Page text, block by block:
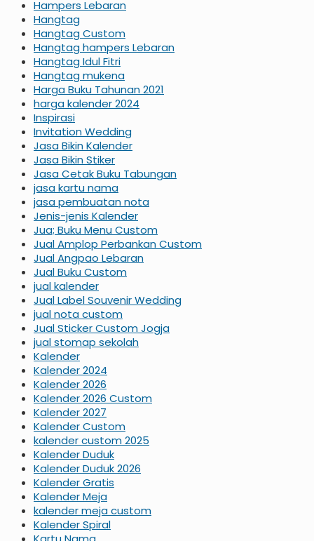
Hampers Lebaran
Hangtag
Hangtag Custom
Hangtag hampers Lebaran
Hangtag Idul Fitri
Hangtag mukena
Harga Buku Tahunan 2021
harga kalender 2024
Inspirasi
Invitation Wedding
Jasa Bikin Kalender
Jasa Bikin Stiker
Jasa Cetak Buku Tabungan
jasa kartu nama
jasa pembuatan nota
Jenis-jenis Kalender
Jua; Buku Menu Custom
Jual Amplop Perbankan Custom
Jual Angpao Lebaran
Jual Buku Custom
jual kalender
Jual Label Souvenir Wedding
jual nota custom
Jual Sticker Custom Jogja
jual stomap sekolah
Kalender
Kalender 2024
Kalender 2026
Kalender 2026 Custom
Kalender 2027
Kalender Custom
kalender custom 2025
Kalender Duduk
Kalender Duduk 2026
Kalender Gratis
Kalender Meja
kalender meja custom
Kalender Spiral